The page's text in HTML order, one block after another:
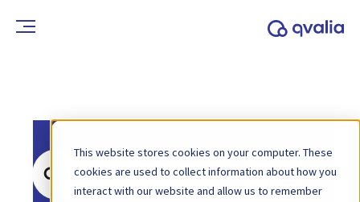
This website stores cookies on your computer. These
cookies are used to collect information about how you
interact with our website and allow us to remember
ابحث
عن